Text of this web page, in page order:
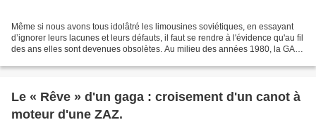
Même si nous avons tous idolâtré les limousines soviétiques, en essayant
d’ignorer leurs lacunes et leurs défauts, il faut se rendre à l'évidence qu'au fil
des ans elles sont devenues obsolètes. Au milieu des années 1980, la GAZ-
Le « Rêve » d'un gaga : croisement d'un canot à
moteur d'une ZAZ.